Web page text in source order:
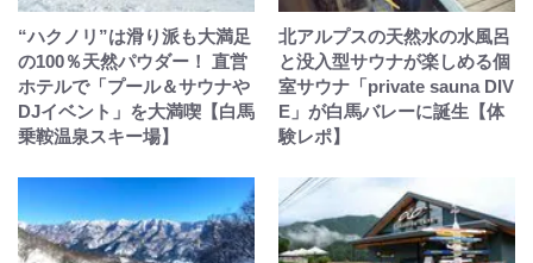
“ハクノリ”は滑り派も大満足
の100％天然パウダー！ 直営
ホテルで「プール＆サウナや
DJイベント」を大満喫【白馬
乗鞍温泉スキー場】
北アルプスの天然水の水風呂
と没入型サウナが楽しめる個
室サウナ「private sauna DIV
E」が白馬バレーに誕生【体
験レポ】